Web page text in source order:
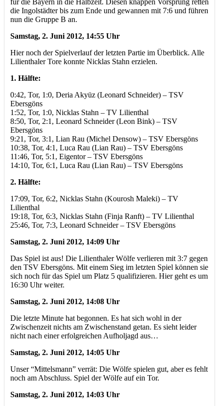
die Ingolstädter bis zum Ende und gewannen mit 7:6 und führen
nun die Gruppe B an.
Samstag, 2. Juni 2012, 14:55 Uhr
Hier noch der Spielverlauf der letzten Partie im Überblick. Alle
Lilienthaler Tore konnte Nicklas Stahn erzielen.
1. Hälfte:
0:42, Tor, 1:0, Deria Akyüz (Leonard Schneider) – TSV
Ebersgöns
1:52, Tor, 1:0, Nicklas Stahn – TV Lilienthal
8:50, Tor, 2:1, Leonard Schneider (Leon Bink) – TSV
Ebersgöns
9:21, Tor, 3:1, Lian Rau (Michel Densow) – TSV Ebersgöns
10:38, Tor, 4:1, Luca Rau (Lian Rau) – TSV Ebersgöns
11:46, Tor, 5:1, Eigentor – TSV Ebersgöns
14:10, Tor, 6:1, Luca Rau (Lian Rau) – TSV Ebersgöns
2. Hälfte:
17:09, Tor, 6:2, Nicklas Stahn (Kourosh Maleki) – TV
Lilienthal
19:18, Tor, 6:3, Nicklas Stahn (Finja Ranft) – TV Lilienthal
25:46, Tor, 7:3, Leonard Schneider – TSV Ebersgöns
Samstag, 2. Juni 2012, 14:09 Uhr
Das Spiel ist aus! Die Lilienthaler Wölfe verlieren mit 3:7 gegen
den TSV Ebersgöns. Mit einem Sieg im letzten Spiel können sie
sich noch für das Spiel um Platz 5 qualifizieren. Hier geht es um
16:30 Uhr weiter.
Samstag, 2. Juni 2012, 14:08 Uhr
Die letzte Minute hat begonnen. Es hat sich wohl in der
Zwischenzeit nichts am Zwischenstand getan. Es sieht leider
nicht nach einer erfolgreichen Aufholjagd aus…
Samstag, 2. Juni 2012, 14:05 Uhr
Unser “Mittelsmann” verrät: Die Wölfe spielen gut, aber es fehlt
noch am Abschluss. Spiel der Wölfe auf ein Tor.
Samstag, 2. Juni 2012, 14:03 Uhr